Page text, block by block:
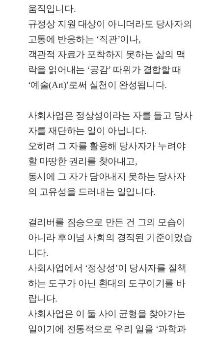
움직입니다.
규정상 지원 대상이 아니더라도 당사자의
고통에 반응하는 ‘직관’이나,
객관적 자료가 포착하지 못하는 삶의 맥
락을 읽어내는 ‘공감’ 따위가 결합할 때
‘예술(Art)’로써 실천이 완성됩니다.
사회사업은 정상성이라는 자를 들고 당사
자를 재단하는 일이 아닙니다.
오히려 그 자를 활용해 당사자가 누려야
할 마땅한 권리를 찾아내고,
동시에 그 자가 담아내지 못하는 당사자
의 고유성을 드러내는 일입니다.
걸리버를 짐승으로 만든 건 그의 모습이
아니라 후이넘 사회의 경직된 기준이었습
니다.
사회사업에서 ‘정상성’이 당사자를 질책
하는 도구가 아닌 환대의 도구이기를 바
랍니다.
사회사업은 이 둘 사이 균형을 찾아가는
일이기에 전통적으로 우리 일을 ‘과학과